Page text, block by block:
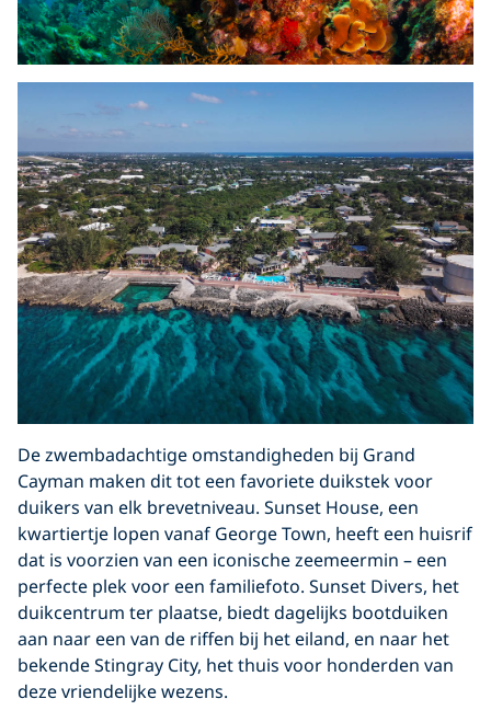
De zwembadachtige omstandigheden bij Grand
Cayman maken dit tot een favoriete duikstek voor
duikers van elk brevetniveau. Sunset House, een
kwartiertje lopen vanaf George Town, heeft een huisrif
dat is voorzien van een iconische zeemeermin – een
perfecte plek voor een familiefoto. Sunset Divers, het
duikcentrum ter plaatse, biedt dagelijks bootduiken
aan naar een van de riffen bij het eiland, en naar het
bekende Stingray City, het thuis voor honderden van
deze vriendelijke wezens.